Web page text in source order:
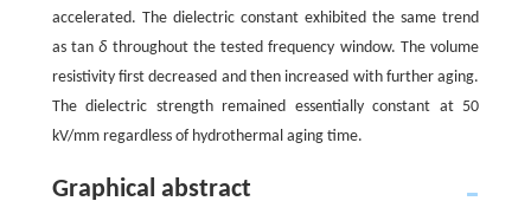
accelerated. The dielectric constant exhibited the same trend
as tanδ throughout the tested frequency window. The volume
resistivity first decreased and then increased with further aging.
The dielectric strength remained essentially constant at 50
kV/mm regardless of hydrothermal aging time.
Graphical abstract